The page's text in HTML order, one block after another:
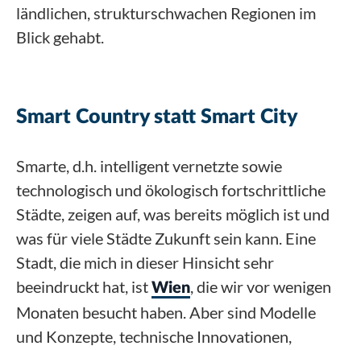
ländlichen, strukturschwachen Regionen im
Blick gehabt.
Smart Country statt Smart City
Smarte, d.h. intelligent vernetzte sowie
technologisch und ökologisch fortschrittliche
Städte, zeigen auf, was bereits möglich ist und
was für viele Städte Zukunft sein kann. Eine
Stadt, die mich in dieser Hinsicht sehr
beeindruckt hat, ist Wien, die wir vor wenigen
Monaten besucht haben. Aber sind Modelle
und Konzepte, technische Innovationen,